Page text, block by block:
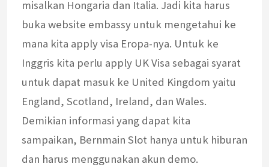
misalkan Hongaria dan Italia. Jadi kita harus
buka website embassy untuk mengetahui ke
mana kita apply visa Eropa-nya. Untuk ke
Inggris kita perlu apply UK Visa sebagai syarat
untuk dapat masuk ke United Kingdom yaitu
England, Scotland, Ireland, dan Wales.
Demikian informasi yang dapat kita
sampaikan, Bernmain Slot hanya untuk hiburan
dan harus menggunakan akun demo.